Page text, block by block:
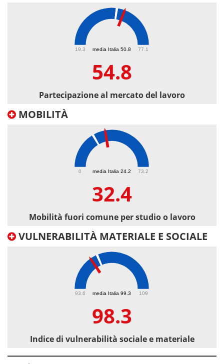
media Italia 50.8
19.3 77.1
54.8
Partecipazione al mercato del lavoro
MOBILITÀ
media Italia 24.2
0 73.2
32.4
Mobilità fuori comune per studio o lavoro
VULNERABILITÀ MATERIALE E SOCIALE
media Italia 99.3
93.6 109
98.3
Indice di vulnerabilità sociale e materiale